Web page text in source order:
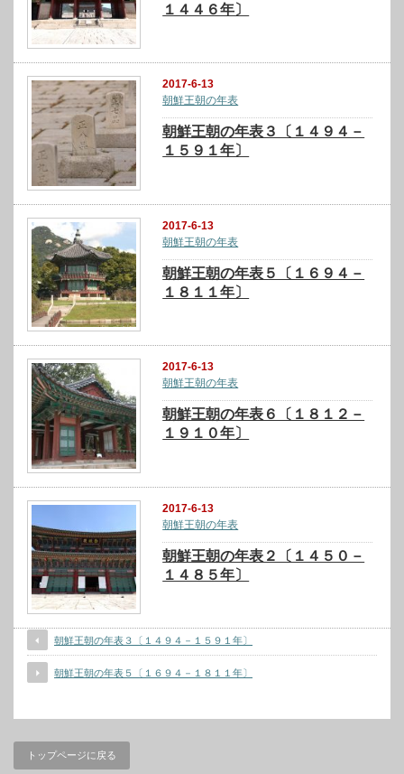
１４４６年〕
2017-6-13
朝鮮王朝の年表
朝鮮王朝の年表３〔１４９４－
１５９１年〕
2017-6-13
朝鮮王朝の年表
朝鮮王朝の年表５〔１６９４－
１８１１年〕
2017-6-13
朝鮮王朝の年表
朝鮮王朝の年表６〔１８１２－
１９１０年〕
2017-6-13
朝鮮王朝の年表
朝鮮王朝の年表２〔１４５０－
１４８５年〕
朝鮮王朝の年表３〔１４９４－１５９１年〕
朝鮮王朝の年表５〔１６９４－１８１１年〕
トップページに戻る